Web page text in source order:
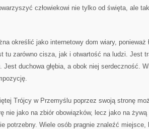
człowiekowi nie tylko od święta, ale
określić jako internetowy dom wiary, ponieważ
tu zarówno cisza, jak i otwartość na ludzi. Jest
Jest duchowa głębia, a obok niej serdeczność.
Trójcy w Przemyślu poprzez swoją stronę
nie jako na zbiór obowiązków, lecz jako na
potrzebny. Wiele osób pragnie znaleźć miejsce,